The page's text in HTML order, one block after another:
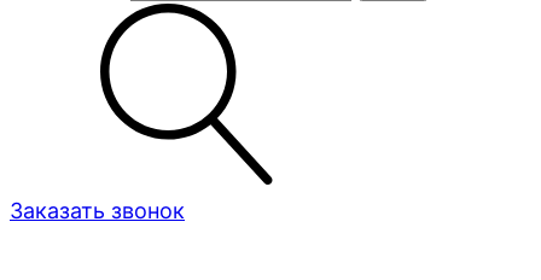
Заказать звонок